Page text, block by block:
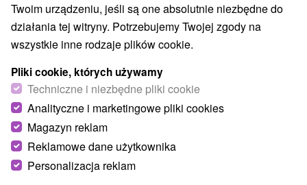
Region turystyczny
Vysoké Tatry, v Tatrách, Východné Slovensko, Prešovský
kraj
Twoim urządzeniu, jeśli są one absolutnie niezbędne do
działania tej witryny. Potrzebujemy Twojej zgody na
wszystkie inne rodzaje plików cookie.
Pliki cookie, których używamy
Techniczne i niezbędne pliki cookie
Analityczne i marketingowe pliki cookies
Magazyn reklam
Reklamowe dane użytkownika
Personalizacja reklam